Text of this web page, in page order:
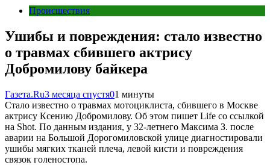
Происшествия
Ушибы и повреждения: стало известно
о травмах сбившего актрису
Добромилову байкера
Газета.Ru3 месяца спустя01 минуты
Стало известно о травмах мотоциклиста, сбившего в Москве
актрису Ксению Добромилову. Об этом пишет Life со ссылкой
на Shot. По данным издания, у 32-летнего Максима З. после
аварии на Большой Дорогомиловской улице диагностировали
ушибы мягких тканей плеча, левой кисти и повреждения
связок голеностопа.